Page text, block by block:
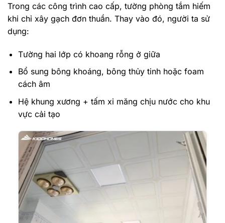
Trong các công trình cao cấp, tường phòng tắm hiếm
khi chỉ xây gạch đơn thuần. Thay vào đó, người ta sử
dụng:
Tường hai lớp có khoang rỗng ở giữa
Bổ sung bông khoáng, bông thủy tinh hoặc foam
cách âm
Hệ khung xương + tấm xi măng chịu nước cho khu
vực cải tạo